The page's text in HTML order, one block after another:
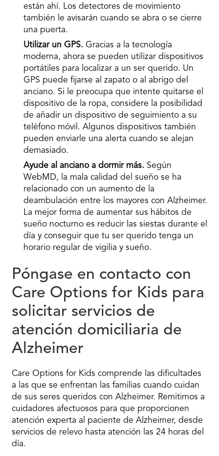
están ahí. Los detectores de movimiento
también le avisarán cuando se abra o se cierre
una puerta.
Utilizar un GPS. Gracias a la tecnología
moderna, ahora se pueden utilizar dispositivos
portátiles para localizar a un ser querido. Un
GPS puede fijarse al zapato o al abrigo del
anciano. Si le preocupa que intente quitarse el
dispositivo de la ropa, considere la posibilidad
de añadir un dispositivo de seguimiento a su
teléfono móvil. Algunos dispositivos también
pueden enviarle una alerta cuando se alejan
demasiado.
Ayude al anciano a dormir más. Según
WebMD, la mala calidad del sueño se ha
relacionado con un aumento de la
deambulación entre los mayores con Alzheimer.
La mejor forma de aumentar sus hábitos de
sueño nocturno es reducir las siestas durante el
día y conseguir que tu ser querido tenga un
horario regular de vigilia y sueño.
Póngase en contacto con
Care Options for Kids para
solicitar servicios de
atención domiciliaria de
Alzheimer
Care Options for Kids comprende las dificultades
a las que se enfrentan las familias cuando cuidan
de sus seres queridos con Alzheimer. Remitimos a
cuidadores afectuosos para que proporcionen
atención experta al paciente de Alzheimer, desde
servicios de relevo hasta atención las 24 horas del
día.